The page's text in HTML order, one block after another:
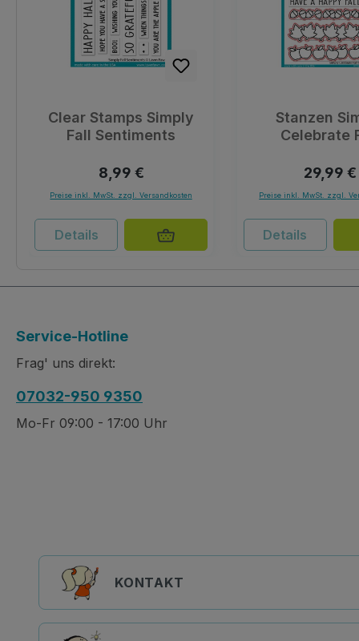
Clear Stamps Simply
Fall Sentiments
Regulärer Preis:
8,99 €
Preise inkl. MwSt. zzgl. Versandkosten
Details
Stanzen
Celebrate
29,99 €
Preise inkl. MwSt. zzgl.
Details
Service-Hotline
Frag' uns direkt:
07032-950 9350
Mo-Fr 09:00 - 17:00 Uhr
KONTAKT